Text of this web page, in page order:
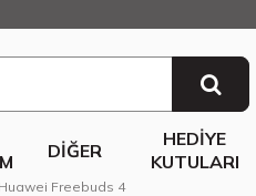
DIĞER
HEDIYE
KUTULARI
Huawei Freebuds 4